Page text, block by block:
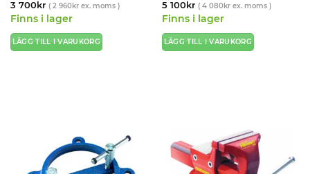
3 700kr ( 2 960krex. moms )
Finns i lager
LÄGG TILL I VARUKORG
5 100kr ( 4 080krex. moms )
Finns i lager
LÄGG TILL I VARUKORG